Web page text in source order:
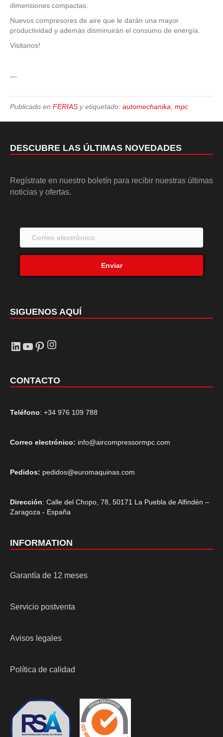
dimensiones compactas.
Nuevos compresores de aire que le darán una mayor
productividad y además disminuirán el consumo de energía.
Visitanos!
—
Publicado en FERIAS y etiquetado: automechanika mpc
DESCUBRE LAS ÚLTIMAS NOVEDADES
Regístrate en nuestro boletín para recibir nuestras últimas
noticias y ofertas.
Enviar
SIGUENOS AQUÍ
LinkedIn
YouTube
Pinterest
Instagram
CONTACTO
Teléfono: +34 976 109 788
Correo electrónico: info@aircompressormpc.com
Pedidos: pedidos@euromaquinas.com
Dirección: Calle del Chopo, 78, 50171 La Puebla de Alfindén –
Zaragoza - España
INFORMATION
Garantía de 12 meses
Servicio postventa
Avisos legales
Política de calidad